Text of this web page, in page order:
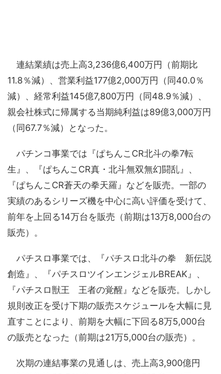
連結業績は売上高3,236億6,400万円（前期比
11.8％減）、営業利益177億2,000万円（同40.0％
減）、経常利益145億7,800万円（同48.9％減）、
親会社株式に帰属する当期純利益は89億3,000万円
（同67.7％減）となった。
パチンコ事業では『ぱちんこCR北斗の拳7転
生』、『ぱちんこCR真・北斗無双無幻闘乱』、
『ぱちんこCR蒼天の拳天羅』などを販売。一部の
実績のあるシリーズ機を中心に高い評価を受けて、
前年を上回る14万台を販売（前期は13万8,000台の
販売）。
パチスロ事業では、『パチスロ北斗の拳 新伝説
創造』、『パチスロツインエンジェルBREAK』、
『パチスロ獣王 王者の覚醒』などを販売。しかし
規則改正を受け下期の販売スケジュールを大幅に見
直すことにより、前期を大幅に下回る8万5,000台
の販売となった（前期は21万5,000台の販売）。
次期の連結事業の見通しは、売上高3,900億円